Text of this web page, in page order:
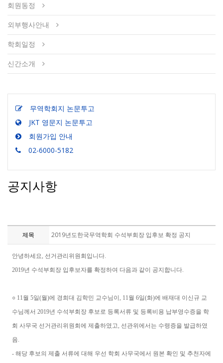
회원동정
외부행사안내
학회일정
신간소개
무역학회지 논문투고
JKT 영문지 논문투고
회원가입 안내
02-6000-5182
공지사항
제목 2019년도한국무역학회 수석부회장 입후보 확정 공지
안녕하세요, 선거관리위원회입니다.
2019년 수석부회장 입후보자를 확정하여 다음과 같이 공지합니다.
○ 11월 5일(월)에 경희대 김학민 교수님이, 11월 6일(화)에 배재대 이신규 교
수님께서 2019년 수석부회장 후보로 등록서류 및 등록비용 납부영수증을 학
회 사무국 선거관리위원회에 제출하였고, 선관위에서는 수령증을 발급하였
음.
- 해당 후보의 제출 서류에 대해 우선 학회 사무국에서 원본 확인 및 추천자에